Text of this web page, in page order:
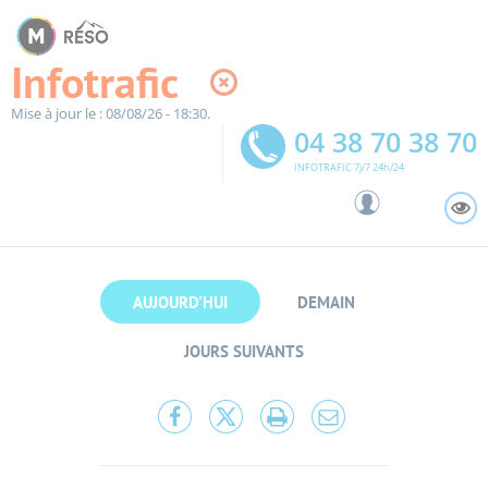
Infotrafic
Mise à jour le : 08/08/26 - 18:30.
04 38 70 38 70
INFOTRAFIC 7j/7 24h/24
AUJOURD'HUI DEMAIN
JOURS SUIVANTS
Partager
cette
Partager
cette
Lancer
l'impression
Partager
cette
Panneau de gestion des cookies